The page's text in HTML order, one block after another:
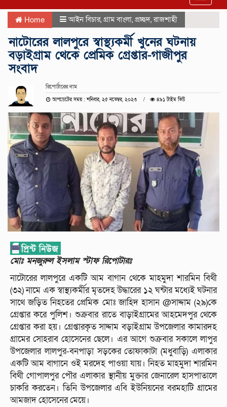
Home আইন বিচার, গ্রাম বাংলা, প্রচ্ছদ,রাজশাহী
নাটোরের লালপুরে স্বাস্থ্যকর্মী খুনের ঘটনায়
বড়াইগ্রাম থেকে প্রেমিক গ্রেপ্তার-গাজীপুর
সংবাদ
রিপোর্টারের নাম
আপডেটের সময় : শনিবার, ২৫ নভেম্বর, ২০২৩ ৪৯১ টাইম ভিউ
মোঃ মনজুরুল ইসলাম স্টাফ রিপোটারঃ
নাটোরের লালপুরে একটি আম বাগান থেকে মাহমুদা শারমিন বিথী
(৩২) নামে এক স্বাস্থ্যকর্মীর মৃতদেহ উদ্ধারের ১২ ঘন্টার মধ্যেই ঘটনার
সাথে জড়িত নিহতের প্রেমিক মোঃ জাহিদ হাসান @সাদ্দাম (২৯)কে
গ্রেপ্তার করে পুলিশ। শুক্রবার রাতে বাড়াইগ্রামের আহমেদপুর থেকে
গ্রেপ্তার করা হয়। গ্রেপ্তারকৃত সাদ্দাম বড়াইগ্রাম উপজেলার কামারদহ
গ্রামের সোহরাব হোসেনের ছেলে। এর আগে শুক্রবার সকালে লাপুর
উপজেলার লালপুর-বনপাড়া সড়কের তোফাকাটা (মধুবাড়ি) এলাকার
একটি আম বাগানে ওই মরদেহ পাওয়া যায়। নিহত মাহমুদা শারমিন
বিথী গোপালপুর পৌর এলাকার স্থানীয় মুক্তার জেনারেল হাসপাতালে
চাকরি করতেন। তিনি উপজেলার এবি ইউনিয়নের বরমহাটি গ্রামের
আমজাদ হোসেনের মেয়ে।